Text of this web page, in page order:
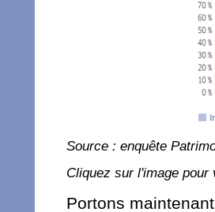
Source : enquête
Cliquez sur l'image pour
Portons